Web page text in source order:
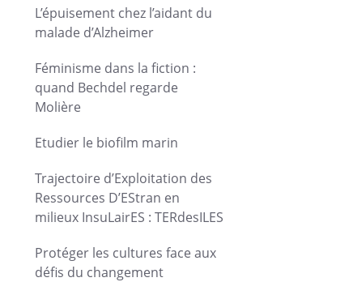
L’épuisement chez l’aidant du
malade d’Alzheimer
Féminisme dans la fiction :
quand Bechdel regarde
Molière
Etudier le biofilm marin
Trajectoire d’Exploitation des
Ressources D’EStran en
milieux InsuLairES : TERdesILES
Protéger les cultures face aux
défis du changement